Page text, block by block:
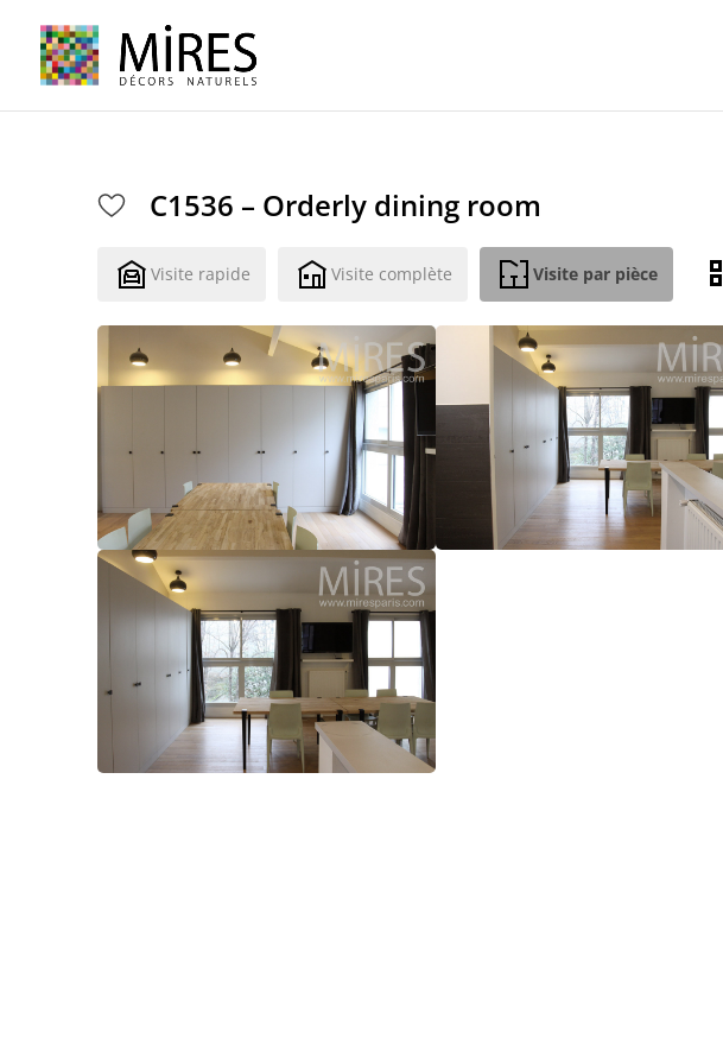
C1536 – Orderly dining room
Visite rapide Visite complète Visite par pièce